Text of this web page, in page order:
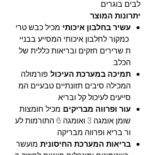
לבים בוגרים.
יתרונות המוצר:
עשיר בחלבון איכותי: מכיל כבש טרי
כמקור לחלבון איכותי המסייע בבניי
ת שרירים חזקים ובריאות כללית של
הכלב.
תמיכה במערכת העיכול: פורמולה
המכילה סיבים תזונתיים טבעיים המ
סייעים לעיכול קל ובריא.
עור ופרווה מבריקים: מכיל חומצות
שומן אומגה 3 ואומגה 6 התורמות לע
ור בריא ופרווה מבריקה.
בריאות המערכת החיסונית: מועשר